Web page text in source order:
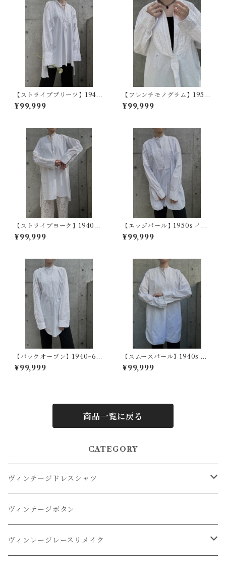
【ストライププリーツ】1940
s フランスヴィンテージドレス
シャツ
¥99,999
【フレンチモノグラム】1950
~60s フランスヴィンテージド
レスシャツ
¥99,999
【ストライプヨーク】1940~5
0s フランスヴィンテージドレ
スシャツ
¥99,999
【エッジパール】1950s イギ
リスヴィンテージドレスシャ
ツ
¥99,999
【バックオープン】1940~60
s アメリカヴィンテージドレス
シャツ
¥99,999
【スムースパール】1940s イ
ギリスヴィンテージドレスシ
ャツ
¥99,999
商品一覧に戻る
CATEGORY
ヴィンテージドレスシャツ
オーバーダイドレスシャツ
リメイクドレスシャツ
ヴィンテージボタン
ヴィンレージレースリメイク